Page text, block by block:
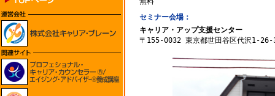
セミナー会場：
キャリア・アップ支援センター
〒155-0032 東京都世田谷区代沢1-26-